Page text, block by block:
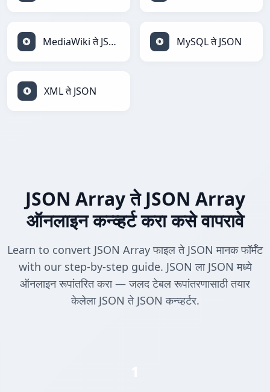
MediaWiki ते JSON MySQL ते JSON
XML ते JSON
JSON Array ते JSON Array
ऑनलाइन कन्व्हर्ट करा कसे वापरावे
Learn to convert JSON Array फाइल ते JSON मानक फॉर्मॅट
with our step-by-step guide. JSON ला JSON मध्ये
ऑनलाइन रूपांतरित करा — जलद टेबल रूपांतरणासाठी तयार
केलेला JSON ते JSON कन्व्हर्टर.